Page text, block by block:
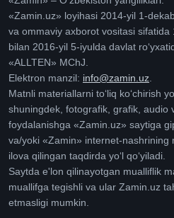
«Zamin.uz» loyihasi 2014-yil 1-
va ommaviy axborot vositasi sifatida
bilan 2016-yil 5-iyulda davlat
«ALLTEN» MChJ.
Elektron manzil: info@zamin.uz.
Matnli materiallarni toʻliq koʻchirish
shuningdek, fotografik, grafik, audio
foydalanishga «Zamin.uz» saytiga
va/yoki «Zamin» internet-nashrining
ilova qilingan taqdirda yoʻl qoʻyiladi.
Saytda e'lon qilinayotgan mualliflik
muallifga tegishli va ular Zamin.uz
etmasligi mumkin.